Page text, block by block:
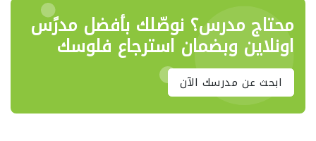
محتاج مدرس؟ نوصّلك بأفضل مدرًس
اونلاين وبضمان استرجاع فلوسك
ابحث عن مدرسك الآن